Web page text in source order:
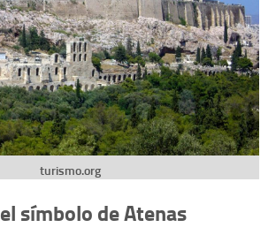
turismo.org
símbolo de Atenas